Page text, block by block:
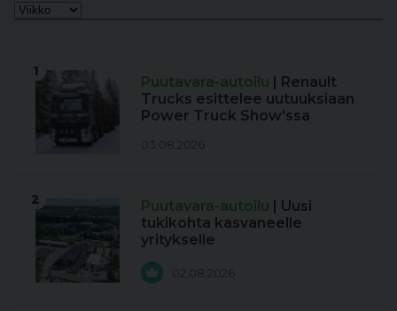
1
Puutavara-autoilu | Renault
Trucks esittelee uutuuksiaan
Power Truck Show'ssa
03.08.2026
2 Puutavara-autoilu | Uusi
tukikohta kasvaneelle
yritykselle
02.08.2026